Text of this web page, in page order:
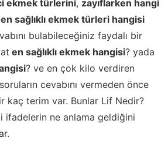
ekmek türlerini, zayıflarken hangi
en sağlıklı ekmek türleri hangisi
bulabileceğiniz faydalı bir
en sağlıklı ekmek hangisi? yada
? ve en çok kilo verdiren
cevabını vermeden önce
kaç terim var. Bunlar Lif Nedir?
ifadelerin ne anlama geldiğini